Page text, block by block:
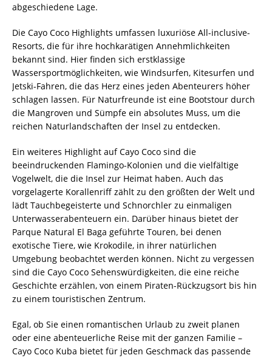
abgeschiedene Lage.
Die Cayo Coco Highlights umfassen luxuriöse All-inclusive-
Resorts, die für ihre hochkarätigen Annehmlichkeiten
bekannt sind. Hier finden sich erstklassige
Wassersportmöglichkeiten, wie Windsurfen, Kitesurfen und
Jetski-Fahren, die das Herz eines jeden Abenteurers höher
schlagen lassen. Für Naturfreunde ist eine Bootstour durch
die Mangroven und Sümpfe ein absolutes Muss, um die
reichen Naturlandschaften der Insel zu entdecken.
Ein weiteres Highlight auf Cayo Coco sind die
beeindruckenden Flamingo-Kolonien und die vielfältige
Vogelwelt, die die Insel zur Heimat haben. Auch das
vorgelagerte Korallenriff zählt zu den größten der Welt und
lädt Tauchbegeisterte und Schnorchler zu einmaligen
Unterwasserabenteuern ein. Darüber hinaus bietet der
Parque Natural El Baga geführte Touren, bei denen
exotische Tiere, wie Krokodile, in ihrer natürlichen
Umgebung beobachtet werden können. Nicht zu vergessen
sind die Cayo Coco Sehenswürdigkeiten, die eine reiche
Geschichte erzählen, von einem Piraten-Rückzugsort bis hin
zu einem touristischen Zentrum.
Egal, ob Sie einen romantischen Urlaub zu zweit planen
oder eine abenteuerliche Reise mit der ganzen Familie –
Cayo Coco Kuba bietet für jeden Geschmack das passende